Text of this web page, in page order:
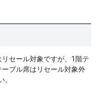
セール対象ですが、1階テ
ブル席はリセール対象外
。